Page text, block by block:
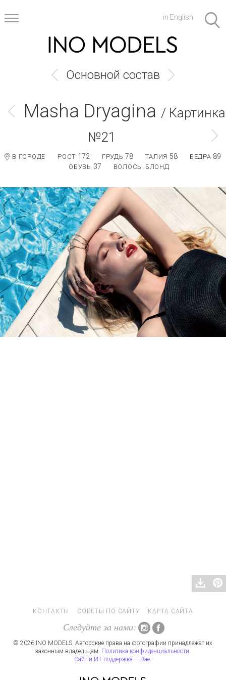
in English
Основной состав
Masha Dryagina / Картинка
№21
В ГОРОДЕ РОСТ 172 ГРУДЬ 78 ТАЛИЯ 58 БЕДРА 89
ОБУВЬ 37 ВОЛОСЫ БЛОНД
КОНТАКТЫ СОВЕТЫ ПО САЙТУ КАРТА САЙТА
Следуйте за нами:
© 2026 INO MODELS. Авторские права на фотографии принадлежат их
законным владельцам. Политика конфиденциальности.
Сайт и ИТ-поддержка — Dae.